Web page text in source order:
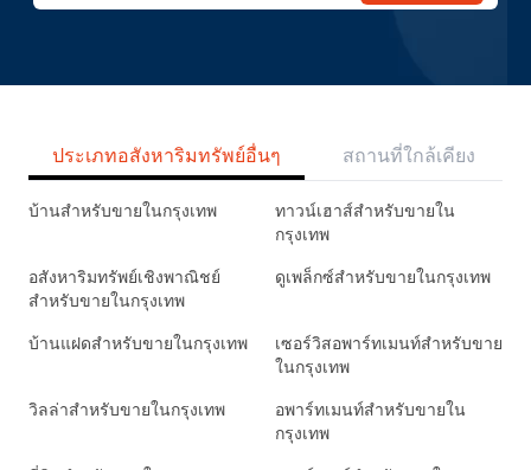
ประเภทอสังหาริมทรัพย์อื่นๆ สถานที่ใกล้เคียง
บ้านสำหรับขายในกรุงเทพ
ทาวน์เฮาส์สำหรับขายใน
กรุงเทพ
อสังหาริมทรัพย์เชิงพาณิชย์
สำหรับขายในกรุงเทพ
ดูเพล็กซ์สำหรับขายในกรุงเทพ
บ้านแฝดสำหรับขายในกรุงเทพ
เซอร์วิสอพาร์ทเมนท์สำหรับขาย
ในกรุงเทพ
วิลล่าสำหรับขายในกรุงเทพ
อพาร์ทเมนท์สำหรับขายใน
กรุงเทพ